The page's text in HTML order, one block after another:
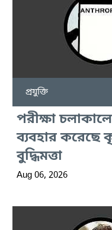
প্রযুক্তি
পরীক্ষা
ব্যবহার করেছে
বুদ্ধিমত্তা
Aug 06, 2026